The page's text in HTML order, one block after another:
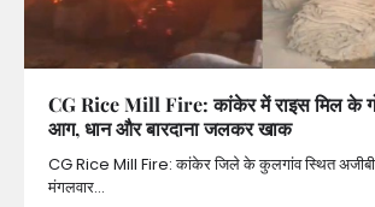
CG Rice Mill Fire: कांकेर में राइस मिल के
आग, धान और बारदाना जलकर खाक
CG Rice Mill Fire: कांकेर जिले के कुलगांव स्थित अजीबी
मंगलवार…